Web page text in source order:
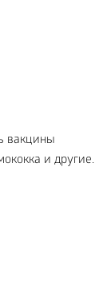
вакцины
и другие.